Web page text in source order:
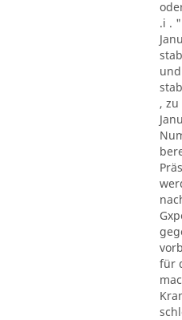
.i .
,
für